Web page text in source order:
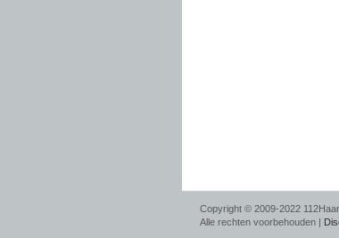
Copyright © 2009-2022
Alle rechten voorbehouden |